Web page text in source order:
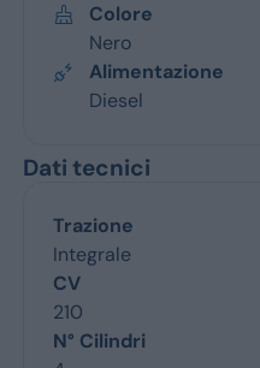
Colore
Nero
Alimentazione
Diesel
Dati tecnici
Trazione
Integrale
CV
210
N° Cilindri